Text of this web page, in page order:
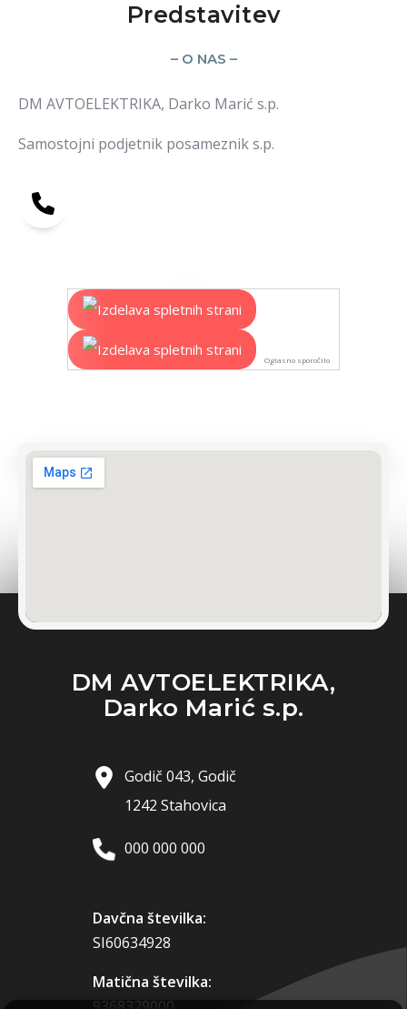
Predstavitev
– O NAS –
DM AVTOELEKTRIKA, Darko Marić s.p.
Samostojni podjetnik posameznik s.p.
Oglasno sporočilo
DM AVTOELEKTRIKA,
Darko Marić s.p.
Godič 043, Godič
1242 Stahovica
000 000 000
Davčna številka:
SI60634928
Matična številka: